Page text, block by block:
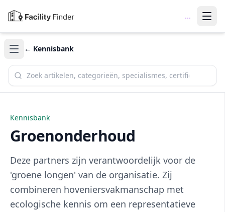
...
← Kennisbank
Zoek in de kennisbank
Kennisbank
Groenonderhoud
Deze partners zijn verantwoordelijk voor de
'groene longen' van de organisatie. Zij
combineren hoveniersvakmanschap met
ecologische kennis om een representatieve